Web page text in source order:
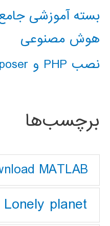
بسته آموزشی
هوش مصنوعی
نصب PHP و composer در ویندوز 10
برچسب‌ها
MATLAB
Lonely planet